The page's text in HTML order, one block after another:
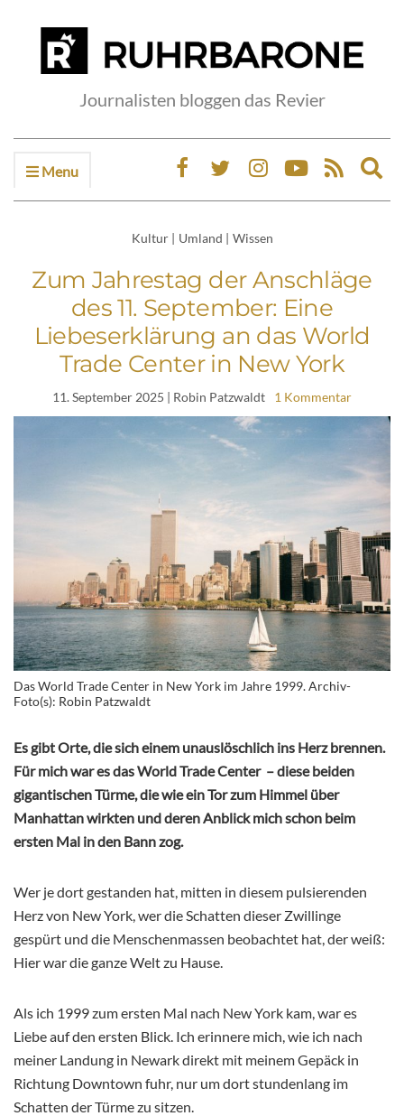
Journalisten bloggen das Revier
Menu
Kultur | Umland | Wissen
Zum Jahrestag der Anschläge
des 11. September: Eine
Liebeserklärung an das World
Trade Center in New York
11. September 2025 | Robin Patzwaldt 1 Kommentar
Das World Trade Center in New York im Jahre 1999. Archiv-
Foto(s): Robin Patzwaldt
Es gibt Orte, die sich einem unauslöschlich ins Herz brennen.
Für mich war es das World Trade Center – diese beiden
gigantischen Türme, die wie ein Tor zum Himmel über
Manhattan wirkten und deren Anblick mich schon beim
ersten Mal in den Bann zog.
Wer je dort gestanden hat, mitten in diesem pulsierenden
Herz von New York, wer die Schatten dieser Zwillinge
gespürt und die Menschenmassen beobachtet hat, der weiß:
Hier war die ganze Welt zu Hause.
Als ich 1999 zum ersten Mal nach New York kam, war es
Liebe auf den ersten Blick. Ich erinnere mich, wie ich nach
meiner Landung in Newark direkt mit meinem Gepäck in
Richtung Downtown fuhr, nur um dort stundenlang im
Schatten der Türme zu sitzen.